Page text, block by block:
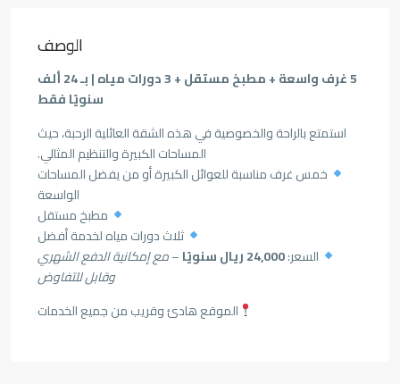
الوصف
5 غرف واسعة + مطبخ مستقل + 3 دورات مياه | بـ 24 ألف
سنويًا فقط
استمتع بالراحة والخصوصية في هذه الشقة العائلية الرحبة، حيث
المساحات الكبيرة والتنظيم المثالي.
خمس غرف مناسبة للعوائل الكبيرة أو من يفضل المساحات
الواسعة
مطبخ مستقل
ثلاث دورات مياه لخدمة أفضل
السعر:24,000 ريال سنويًا –مع إمكانية الدفع الشهري
وقابل للتفاوض
الموقع هادئ وقريب من جميع الخدمات